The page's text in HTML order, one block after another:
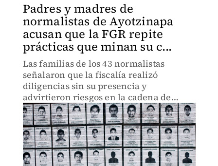
Padres y madres de
normalistas de Ayotzinapa
acusan que la FGR repite
prácticas que minan su c...
Las familias de los 43 normalistas
señalaron que la fiscalía realizó
diligencias sin su presencia y
advirtieron riesgos en la cadena de
custodia de la evidencia.